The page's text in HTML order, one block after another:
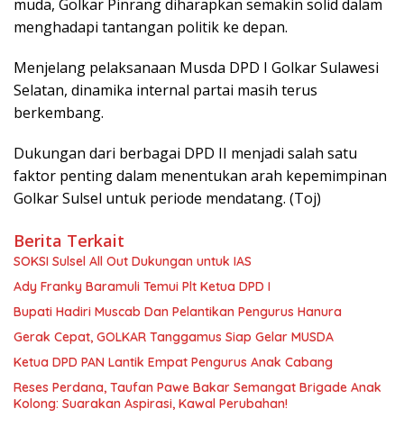
muda, Golkar Pinrang diharapkan semakin solid dalam
menghadapi tantangan politik ke depan.
Menjelang pelaksanaan Musda DPD I Golkar Sulawesi
Selatan, dinamika internal partai masih terus
berkembang.
Dukungan dari berbagai DPD II menjadi salah satu
faktor penting dalam menentukan arah kepemimpinan
Golkar Sulsel untuk periode mendatang. (Toj)
Berita Terkait
SOKSI Sulsel All Out Dukungan untuk IAS
Ady Franky Baramuli Temui Plt Ketua DPD I
Bupati Hadiri Muscab Dan Pelantikan Pengurus Hanura
Gerak Cepat, GOLKAR Tanggamus Siap Gelar MUSDA
Ketua DPD PAN Lantik Empat Pengurus Anak Cabang
Reses Perdana, Taufan Pawe Bakar Semangat Brigade Anak
Kolong: Suarakan Aspirasi, Kawal Perubahan!